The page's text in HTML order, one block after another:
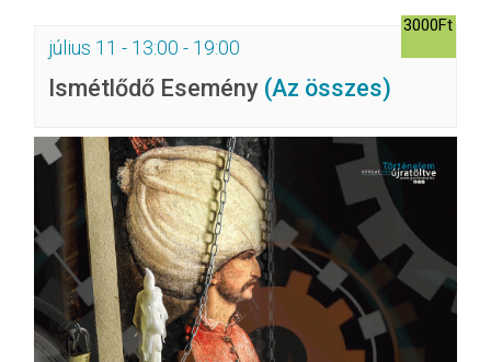
július 11 - 13:00 - 19:00
Ismétlődő Esemény (Az összes)
3000Ft